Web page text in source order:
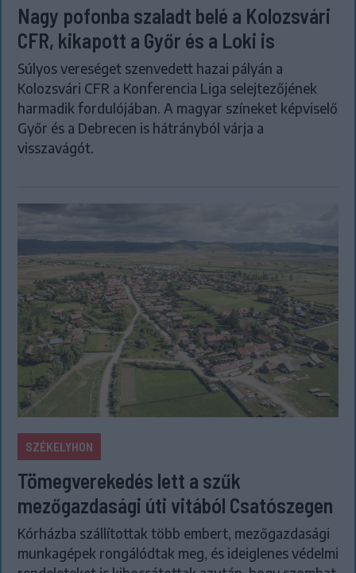
Nagy pofonba szaladt belé a Kolozsvári
CFR, kikapott a Győr és a Loki is
Súlyos vereséget szenvedett hazai pályán a
Kolozsvári CFR a Konferencia Liga selejtezőjének
harmadik fordulójában. A magyar színeket képviselő
Győr és a Debrecen is hátrányból várja a
visszavágót.
SZÉKELYHON
Tömegverekedés lett a szűk
mezőgazdasági úti vitából Csatószegen
Kórházba szállítottak több embert, mezőgazdasági
munkagépek rongálódtak meg, és ideiglenes védelmi